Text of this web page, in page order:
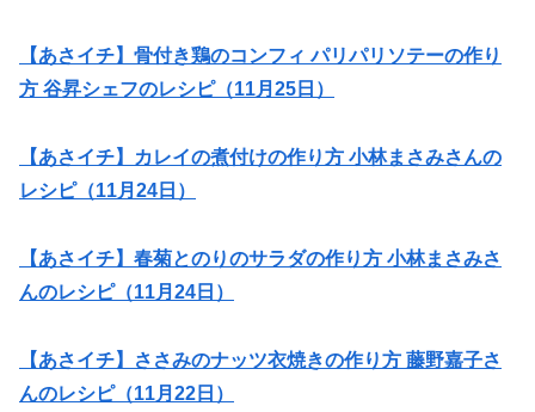
【あさイチ】骨付き鶏のコンフィ パリパリソテーの作り
方 谷昇シェフのレシピ（11月25日）
【あさイチ】カレイの煮付けの作り方 小林まさみさんの
レシピ（11月24日）
【あさイチ】春菊とのりのサラダの作り方 小林まさみさ
んのレシピ（11月24日）
【あさイチ】ささみのナッツ衣焼きの作り方 藤野嘉子さ
んのレシピ（11月22日）